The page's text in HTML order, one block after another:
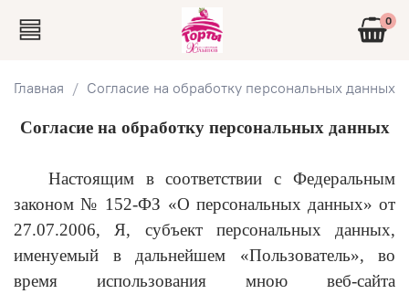
0
Главная Согласие на обработку персональных данных
Согласие на обработку персональных данных
Настоящим в соответствии с Федеральным
законом № 152-ФЗ «О персональных данных» от
27.07.2006, Я, субъект персональных данных,
именуемый в дальнейшем «Пользователь», во
время использования мною веб-сайта